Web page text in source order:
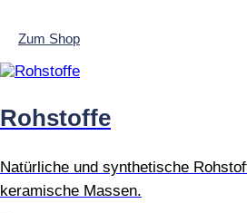
Zum Shop
Rohstoffe
Natürliche und synthetische
keramische Massen.